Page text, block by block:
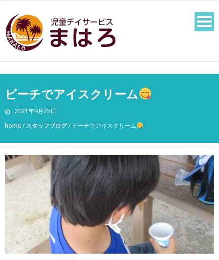
ビーチでアイスクリーム
2021年9月25日
home/ スタッフブログ/ ビーチでアイスクリーム